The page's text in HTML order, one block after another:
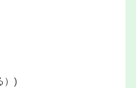
）)